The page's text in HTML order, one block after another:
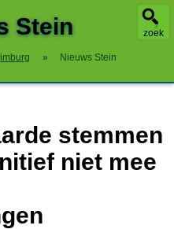
zoek
Stein
» Nieuws Stein
stemmen
niet mee